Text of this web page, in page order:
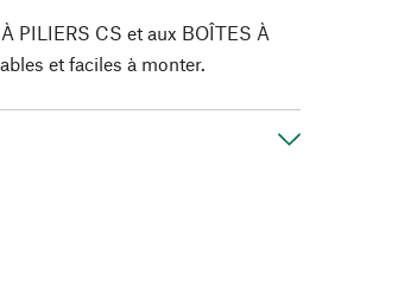
PILIERS CS et aux BOÎTES À
et faciles à monter.